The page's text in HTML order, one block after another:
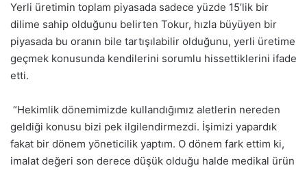
Yerli üretimin toplam piyasada sadece yüzde 15’lik bir
dilime sahip olduğunu belirten Tokur, hızla büyüyen bir
piyasada bu oranın bile tartışılabilir olduğunu, yerli üretime
geçmek konusunda kendilerini sorumlu hissettiklerini ifade
etti.
“Hekimlik dönemimizde kullandığımız aletlerin nereden
geldiği konusu bizi pek ilgilendirmezdi. İşimizi yapardık
fakat bir dönem yöneticilik yaptım. O dönem fark ettim ki,
imalat değeri son derece düşük olduğu halde medikal ürün